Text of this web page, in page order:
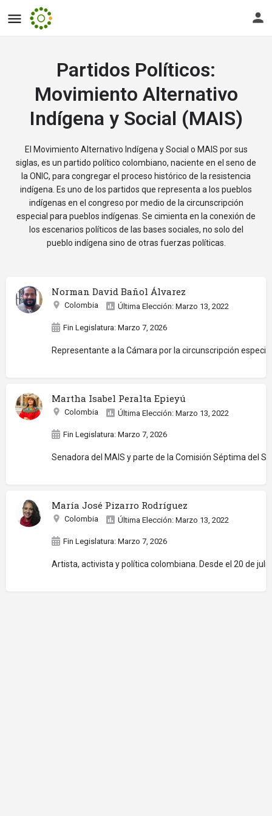
Partidos Políticos:
Movimiento Alternativo
Indígena y Social (MAIS)
El Movimiento Alternativo Indígena y Social o MAIS por sus
siglas, es un partido político colombiano, naciente en el seno de
la ONIC, para congregar el proceso histórico de la resistencia
indígena. Es uno de los partidos que representa a los pueblos
indígenas en el congreso por medio de la circunscripción
especial para pueblos indígenas. Se cimienta en la conexión de
los escenarios políticos de las bases sociales, no solo del
pueblo indígena sino de otras fuerzas políticas.
Norman David Bañol Álvarez
Colombia Última Elección: Marzo 13, 2022
Fin Legislatura: Marzo 7, 2026
Representante a la Cámara por la circunscripción
Martha Isabel Peralta Epieyú
Colombia Última Elección: Marzo 13, 2022
Fin Legislatura: Marzo 7, 2026
Senadora del MAIS y parte de la Comisión Séptima del
María José Pizarro Rodríguez
Colombia Última Elección: Marzo 13, 2022
Fin Legislatura: Marzo 7, 2026
Artista, activista y política colombiana. Desde el 20 de